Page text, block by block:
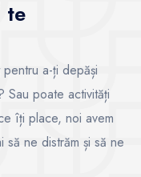
te
a-ți depăși
Sau poate activități
îți place, noi avem
ne distrăm și să ne